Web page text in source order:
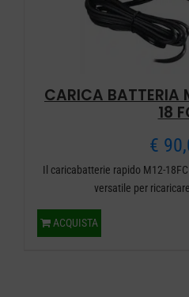
CARICA BATTERIA
18
€
Il caricabatterie rapido M12-
versatile per
ACQUISTA